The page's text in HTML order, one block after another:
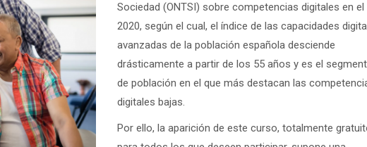
Sociedad (ONTSI) sobre competencias digitales en el
2020, según el cual, el índice de las capacidades
avanzadas de la población española desciende
drásticamente a partir de los 55 años y es el
de población en el que más destacan las
digitales bajas.
Por ello, la aparición de este curso, totalmente